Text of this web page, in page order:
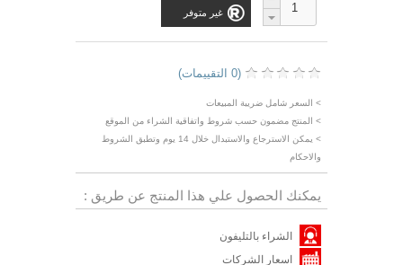
غير متوفر
(0 التقييمات)
> السعر شامل ضريبة المبيعات
> المنتج مضمون حسب شروط واتفاقية الشراء من الموقع
> يمكن الاسترجاع والاستبدال خلال 14 يوم وتطبق الشروط
والاحكام
يمكنك الحصول علي هذا المنتج عن طريق :
الشراء بالتليفون
اسعار الشركات